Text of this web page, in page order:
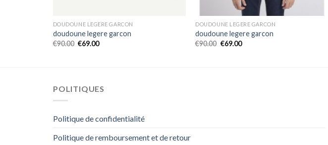
DOUDOUNE LEGERE GARCON
doudoune legere garcon
€90.00 €69.00
DOUDOUNE LEGERE GARCON
doudoune legere garcon
€90.00 €69.00
POLITIQUES
Politique de confidentialité
Politique de remboursement et de retour